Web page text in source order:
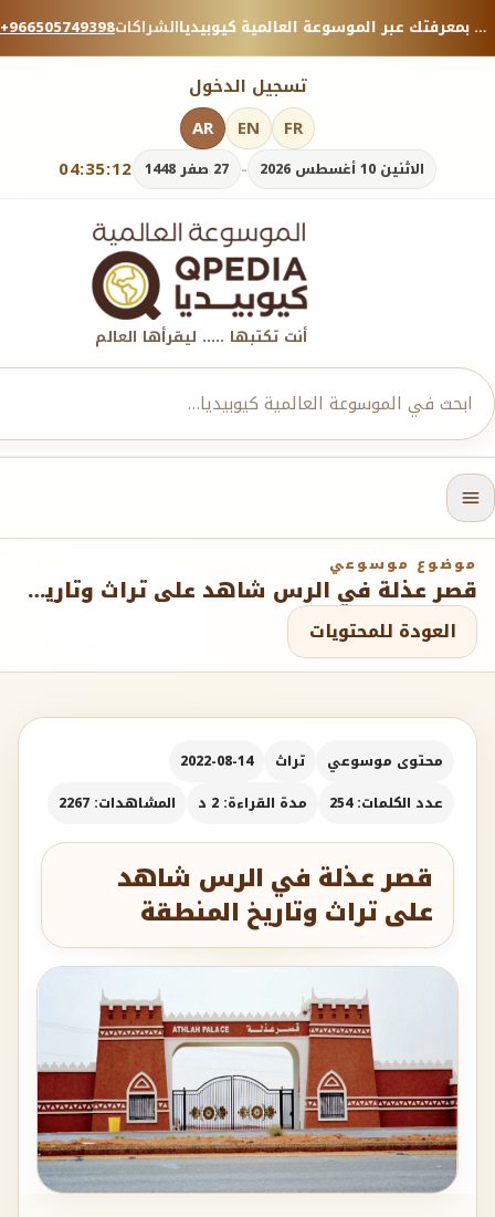
+966505749398الشراكات منصة معرفية موثوقة — شارك بمعرفتك عبر الموسوعة العالمية كيوبيديا.
تسجيل الدخول
04:35:13 الاثنين 10 أغسطس 2026 - 27 صفر 1448
AR EN FR
أنت تكتبها ..... ليقرأها العالم
موضوع موسوعي
قصر عذلة في الرس شاهد على تراث وتاريخ المنطقة
العودة للمحتويات
محتوى موسوعي تراث
2022-08-14
عدد الكلمات: 254
مدة القراءة: 2 د المشاهدات: 2267
قصر عذلة في الرس شاهد
على تراث وتاريخ المنطقة